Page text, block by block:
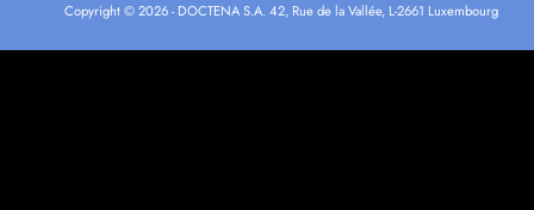
Copyright © 2026 - DOCTENA S.A. 42, Rue de la Vallée, L-2661 Luxembourg